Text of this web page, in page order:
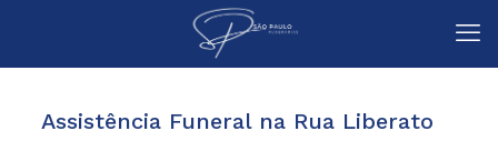
Assistência Funeral na Rua Liberato